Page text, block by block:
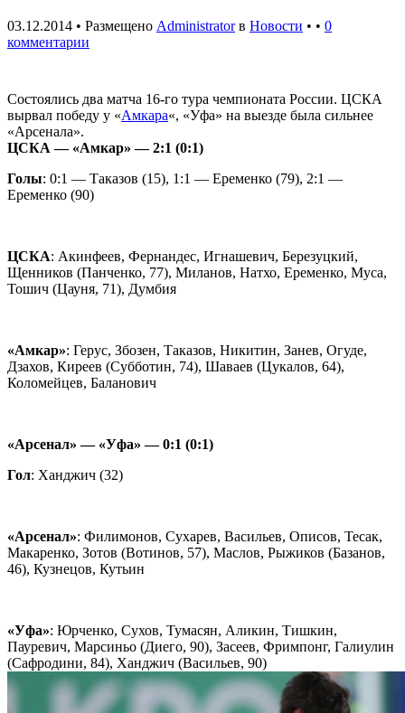
03.12.2014 • Размещено Administratorв Новости • • 0
комментарии
Состоялись два матча 16-го тура чемпионата России. ЦСКА
вырвал победу у «Амкара«, «Уфа» на выезде была сильнее
«Арсенала».
ЦСКА — «Амкар» — 2:1 (0:1)
Голы: 0:1 — Таказов (15), 1:1 — Еременко (79), 2:1 —
Еременко (90)
ЦСКА: Акинфеев, Фернандес, Игнашевич, Березуцкий,
Щенников (Панченко, 77), Миланов, Натхо, Еременко, Муса,
Тошич (Цауня, 71), Думбия
«Амкар»: Герус, Збозен, Таказов, Никитин, Занев, Огуде,
Дзахов, Киреев (Субботин, 74), Шаваев (Цукалов, 64),
Коломейцев, Баланович
«Арсенал» — «Уфа» — 0:1 (0:1)
Гол: Ханджич (32)
«Арсенал»: Филимонов, Сухарев, Васильев, Описов, Тесак,
Макаренко, Зотов (Вотинов, 57), Маслов, Рыжиков (Базанов,
46), Кузнецов, Кутьин
«Уфа»: Юрченко, Сухов, Тумасян, Аликин, Тишкин,
Пауревич, Марсиньо (Диего, 90), Засеев, Фримпонг, Галиулин
(Сафродини, 84), Ханджич (Васильев, 90)